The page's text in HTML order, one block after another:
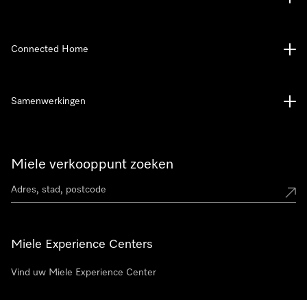
Miele verkooppunt zoeken
Miele Experience Centers
Vind uw Miele Experience Center
Connected Home
Samenwerkingen